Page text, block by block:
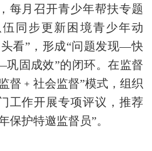
每月召开青少年帮扶专题
同步更新困境青少年动
看”，形成“问题发现—快
固成效”的闭环。在监督
督﹢社会监督”模式，组织
工作开展专项评议，推荐
保护特邀监督员”。